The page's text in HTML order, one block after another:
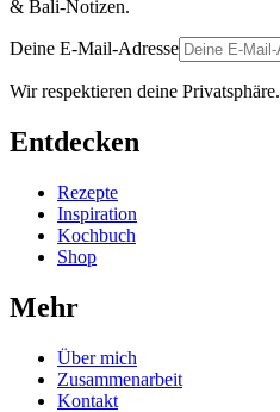
& Bali-Notizen.
Deine E-Mail-Adresse
Wir respektieren deine Privatsphäre.
Entdecken
Rezepte
Inspiration
Kochbuch
Shop
Mehr
Über mich
Zusammenarbeit
Kontakt